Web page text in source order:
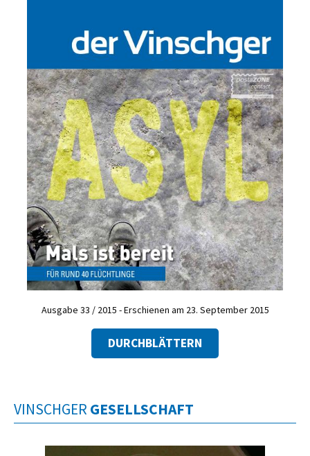
Ausgabe 33 / 2015 - Erschienen am 23. September 2015
DURCHBLÄTTERN
VINSCHGER GESELLSCHAFT